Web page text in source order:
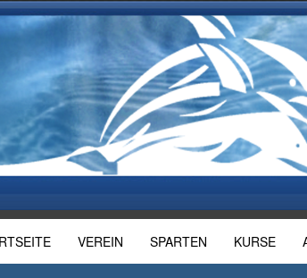
VEREIN SPARTEN KURSE